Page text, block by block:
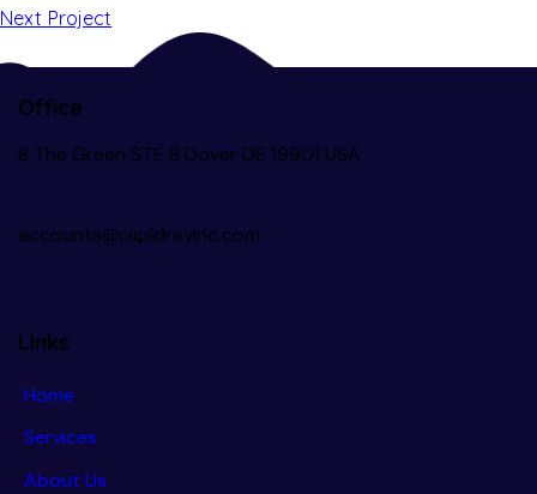
Next Project
Office
8 The Green STE B Dover DE 19901 USA
accounts@rapidrevinc.com
Links
Home
Services
About Us